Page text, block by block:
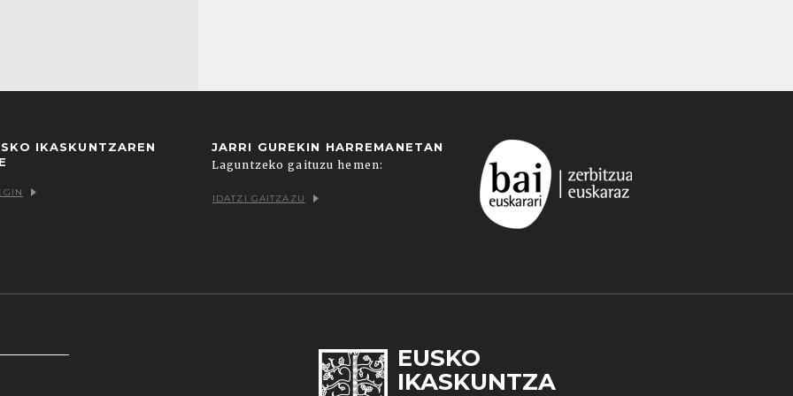
IKASKUNTZAREN
JARRI GUREKIN HARREMANETAN
Laguntzeko gaituzu hemen:
IDATZI GAITZAZU
EUSKO
IKASKUNTZA
zein hirugarrenenak. Hautatu nabigatzeko nahiago duzun cookie aukera. Guztiz desaktibatzea ere